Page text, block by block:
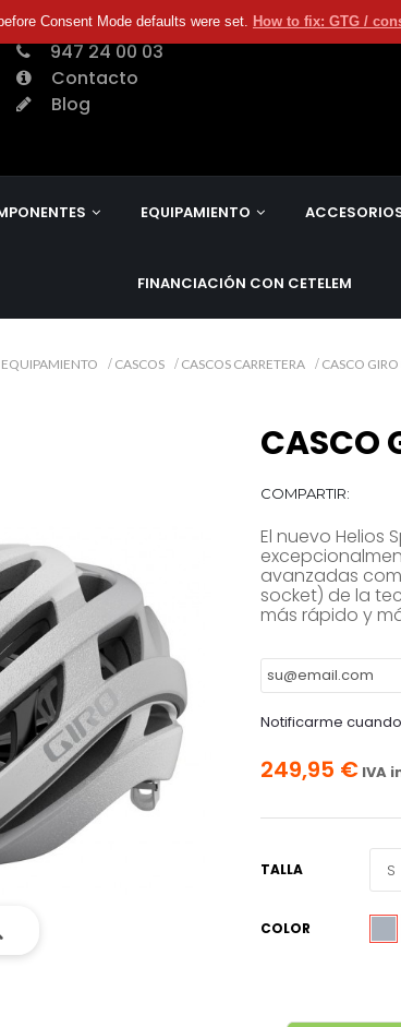
Consent Mode defaults were set. How to fix: GTG /
947 24 00 03
Contacto
Blog
EQUIPAMIENTO
FINANCIACIÓN CON CETELEM
EQUIPAMIENTO CASCOS CASCOS CARRETERA CASCO
CASCO
COMPARTIR:
El nuevo Helios
avanzadas
socket) de la
más rápido y
Notificarme
249,95 € IVA
TALLA
COLOR